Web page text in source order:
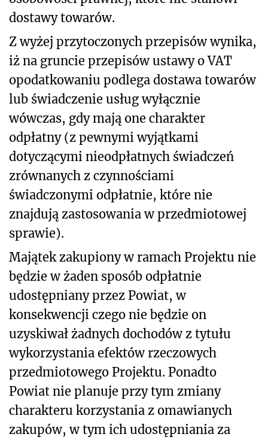
dostawy towarów.
Z wyżej przytoczonych przepisów wynika,
iż na gruncie przepisów ustawy o VAT
opodatkowaniu podlega dostawa towarów
lub świadczenie usług wyłącznie
wówczas, gdy mają one charakter
odpłatny (z pewnymi wyjątkami
dotyczącymi nieodpłatnych świadczeń
zrównanych z czynnościami
świadczonymi odpłatnie, które nie
znajdują zastosowania w przedmiotowej
sprawie).
Majątek zakupiony w ramach Projektu nie
będzie w żaden sposób odpłatnie
udostępniany przez Powiat, w
konsekwencji czego nie będzie on
uzyskiwał żadnych dochodów z tytułu
wykorzystania efektów rzeczowych
przedmiotowego Projektu. Ponadto
Powiat nie planuje przy tym zmiany
charakteru korzystania z omawianych
zakupów, w tym ich udostępniania za